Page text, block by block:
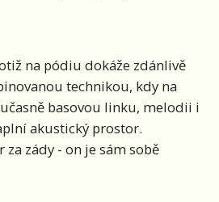
na pódiu dokáže zdánlivě
technikou, kdy na
basovou linku, melodii i
akustický prostor.
zády - on je sám sobě